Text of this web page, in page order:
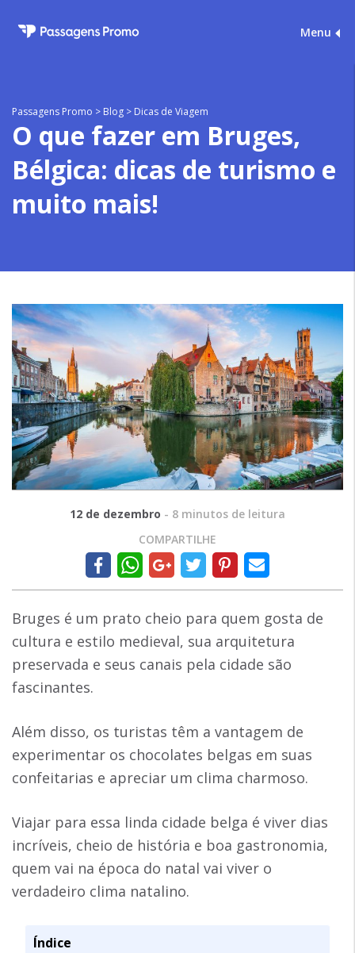
Menu
Passagens Promo > Blog > Dicas de Viagem
O que fazer em Bruges,
Bélgica: dicas de turismo e
muito mais!
12 de dezembro - 8 minutos de leitura
COMPARTILHE
Bruges é um prato cheio para quem gosta de
cultura e estilo medieval, sua arquitetura
preservada e seus canais pela cidade são
fascinantes.
Além disso, os turistas têm a vantagem de
experimentar os chocolates belgas em suas
confeitarias e apreciar um clima charmoso.
Viajar para essa linda cidade belga é viver dias
incríveis, cheio de história e boa gastronomia,
quem vai na época do natal vai viver o
verdadeiro clima natalino.
Índice